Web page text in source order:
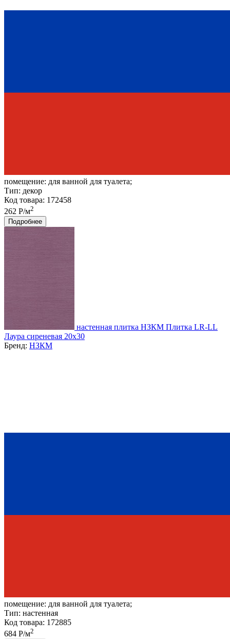
помещение: для ванной для туалета;
Тип: декор
Код товара: 172458
262 Р/м2
Подробнее
настенная плитка НЗКМ Плитка LR-LL
Лаура сиреневая 20x30
Бренд: НЗКМ
помещение: для ванной для туалета;
Тип: настенная
Код товара: 172885
684 Р/м2